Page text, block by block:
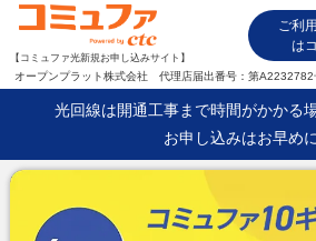
【コミュファ光新規お申し込みサイト】
ご利
は
オープンプラット株式会社 代理店届出番号：第A2232782
光回線は開通工事まで時間がかかる
お申し込みはお早め